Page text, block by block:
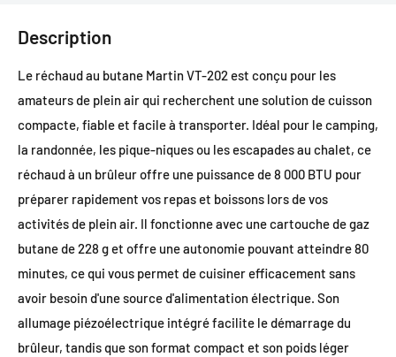
Description
Le réchaud au butane Martin VT-202 est conçu pour les
amateurs de plein air qui recherchent une solution de cuisson
compacte, fiable et facile à transporter. Idéal pour le camping,
la randonnée, les pique-niques ou les escapades au chalet, ce
réchaud à un brûleur offre une puissance de 8 000 BTU pour
préparer rapidement vos repas et boissons lors de vos
activités de plein air. Il fonctionne avec une cartouche de gaz
butane de 228 g et offre une autonomie pouvant atteindre 80
minutes, ce qui vous permet de cuisiner efficacement sans
avoir besoin d'une source d'alimentation électrique. Son
allumage piézoélectrique intégré facilite le démarrage du
brûleur, tandis que son format compact et son poids léger